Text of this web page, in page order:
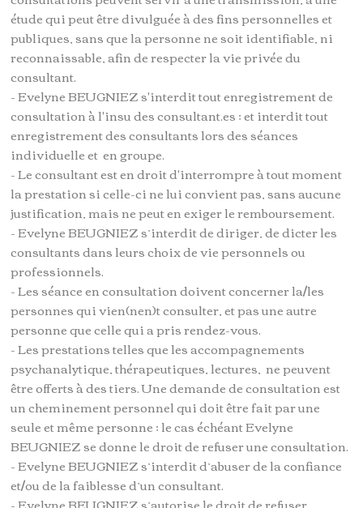
étude qui peut être divulguée à des fins personnelles et
publiques, sans que la personne ne soit identifiable, ni
reconnaissable, afin de respecter la vie privée du
consultant.
- Evelyne BEUGNIEZ s'interdit tout enregistrement de
consultation à l'insu des consultant.es ; et interdit tout
enregistrement des consultants lors des séances
individuelle et en groupe.
- Le consultant est en droit d'interrompre à tout moment
la prestation si celle-ci ne lui convient pas, sans aucune
justification, mais ne peut en exiger le remboursement.
- Evelyne BEUGNIEZ s’interdit de diriger, de dicter les
consultants dans leurs choix de vie personnels ou
professionnels.
- Les séance en consultation doivent concerner la/les
personnes qui vien(nen)t consulter, et pas une autre
personne que celle qui a pris rendez-vous.
- Les prestations telles que les accompagnements
psychanalytique, thérapeutiques, lectures, ne peuvent
être offerts à des tiers. Une demande de consultation est
un cheminement personnel qui doit être fait par une
seule et même personne ; le cas échéant Evelyne
BEUGNIEZ se donne le droit de refuser une consultation.
- Evelyne BEUGNIEZ s’interdit d’abuser de la confiance
et/ou de la faiblesse d’un consultant.